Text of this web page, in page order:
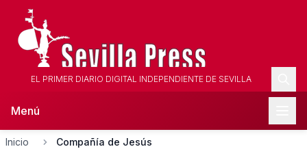
EL PRIMER DIARIO DIGITAL INDEPENDIENTE DE SEVILLA
Menú
Inicio Compañía de Jesús